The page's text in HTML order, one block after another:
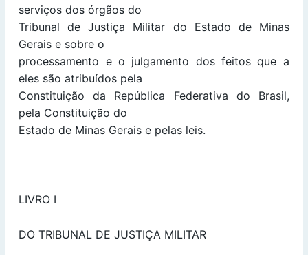
serviços dos órgãos do
Tribunal de Justiça Militar do Estado de Minas
Gerais e sobre o
processamento e o julgamento dos feitos que a
eles são atribuídos pela
Constituição da República Federativa do Brasil,
pela Constituição do
Estado de Minas Gerais e pelas leis.
LIVRO I
DO TRIBUNAL DE JUSTIÇA MILITAR